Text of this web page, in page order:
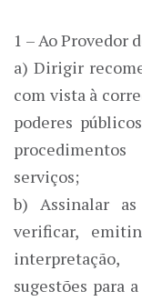
1 – Ao Provedor
a) Dirigir
com vista à
poderes
serviços;
b) Assinalar
verificar,
sugestões para